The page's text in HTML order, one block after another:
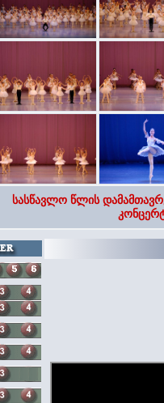
სასწავლო წლის